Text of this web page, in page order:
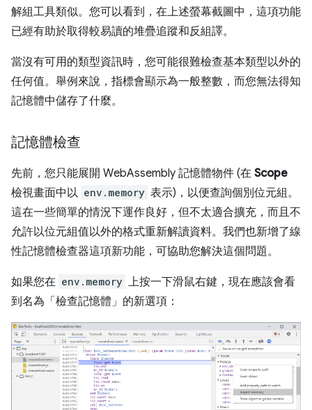
解組工具類似。您可以看到，在上述螢幕截圖中，這項功能
已經有助於取得較易讀的堆疊追蹤和反組譯。
當沒有可用的類型資訊時，您可能很難檢查基本類型以外的
任何值。舉例來說，指標會顯示為一般整數，而您無法得知
記憶體中儲存了什麼。
記憶體檢查
先前，您只能展開 WebAssembly 記憶體物件 (在 Scope
檢視畫面中以 env.memory 表示)，以便查詢個別位元組。
這在一些簡單的情況下運作良好，但不太適合擴充，而且不
允許以位元組值以外的格式重新解讀資料。我們也新增了線
性記憶體檢查器這項新功能，可協助您解決這個問題。
如果您在 env.memory 上按一下滑鼠右鍵，現在應該會看
到名為「檢查記憶體」 的新選項：